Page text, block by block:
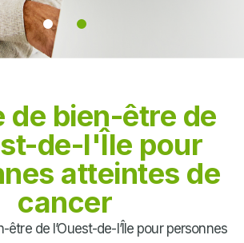
vos besoins
dès maintenant!
notre nouvel outil, le
ONEBE©, pour identifier
vos besoins en
de bien-être de
de-l'Île pour
atteintes de
cancer
être de l’Ouest-de-l’Île pour personnes